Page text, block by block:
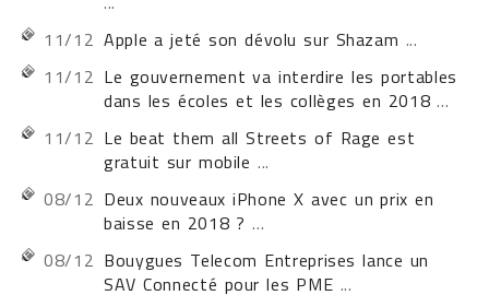
11/12 Apple a jeté son dévolu sur Shazam ...
11/12 Le gouvernement va interdire les portables
dans les écoles et les collèges en 2018 ...
11/12 Le beat them all Streets of Rage est
gratuit sur mobile ...
08/12 Deux nouveaux iPhone X avec un prix en
baisse en 2018 ? ...
08/12 Bouygues Telecom Entreprises lance un
SAV Connecté pour les PME ...